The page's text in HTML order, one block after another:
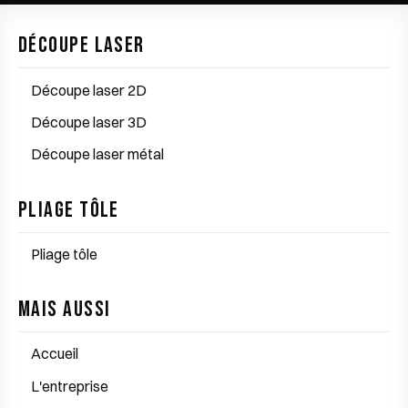
Découpe laser
Découpe laser 2D
Découpe laser 3D
Découpe laser métal
Pliage tôle
Pliage tôle
Mais aussi
Accueil
L'entreprise